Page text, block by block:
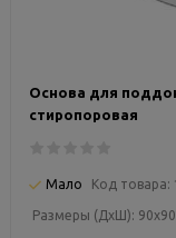
Основа для
стиропоровая
Мало Код товара:
Размеры (ДxШ):